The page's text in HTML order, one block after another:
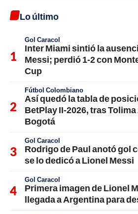
Lo último
Gol Caracol
Inter Miami sintió la
Messi; perdió 1-2 con
Cup
Fútbol Colombiano
Así quedó la tabla de
BetPlay II-2026, tras Tolima
Bogotá
Gol Caracol
Rodrigo de Paul anotó gol
se lo dedicó a Lionel Messi
Gol Caracol
Primera imagen de Lionel
llegada a Argentina para